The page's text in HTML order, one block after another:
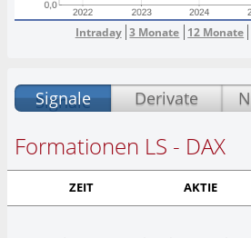
Intraday 3 Monate 12 Monate
Signale Derivate
Formationen LS - DAX
ZEIT AKTIE